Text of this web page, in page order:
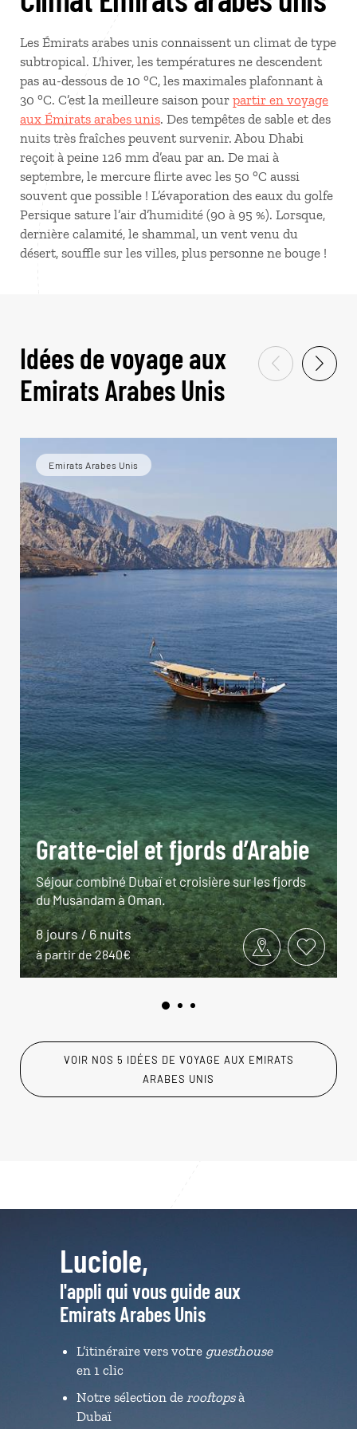
Les Émirats arabes unis connaissent un climat de type
subtropical. L'hiver, les températures ne descendent
pas au-dessous de 10 °C, les maximales plafonnant à
30 °C. C’est la meilleure saison pour partir en voyage
aux Émirats arabes unis. Des tempêtes de sable et des
nuits très fraîches peuvent survenir. Abou Dhabi
reçoit à peine 126 mm d’eau par an. De mai à
septembre, le mercure flirte avec les 50 °C aussi
souvent que possible ! L’évaporation des eaux du golfe
Persique sature l’air d’humidité (90 à 95 %). Lorsque,
dernière calamité, le shammal, un vent venu du
désert, souffle sur les villes, plus personne ne bouge !
Idées de voyage aux
Emirats Arabes Unis
Emirats Arabes Unis
Gratte-ciel et fjords d’Arabie
Séjour combiné Dubaï et croisière sur les fjords
du Musandam à Oman.
8 jours / 6 nuits
à partir de 2840€
VOIR NOS 5 IDÉES DE VOYAGE AUX EMIRATS
ARABES UNIS
Luciole,
l'appli qui vous guide aux
Emirats Arabes Unis
L’itinéraire vers votre guesthouse
en 1 clic
Notre sélection de rooftopsà
Dubaï